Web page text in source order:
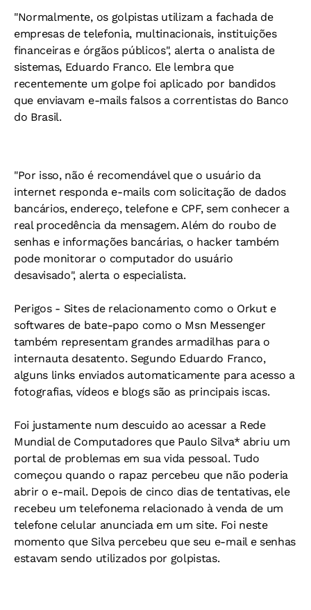
"Normalmente, os golpistas utilizam a fachada de
empresas de telefonia, multinacionais, instituições
financeiras e órgãos públicos", alerta o analista de
sistemas, Eduardo Franco. Ele lembra que
recentemente um golpe foi aplicado por bandidos
que enviavam e-mails falsos a correntistas do Banco
do Brasil.
"Por isso, não é recomendável que o usuário da
internet responda e-mails com solicitação de dados
bancários, endereço, telefone e CPF, sem conhecer a
real procedência da mensagem. Além do roubo de
senhas e informações bancárias, o hacker também
pode monitorar o computador do usuário
desavisado", alerta o especialista.
Perigos - Sites de relacionamento como o Orkut e
softwares de bate-papo como o Msn Messenger
também representam grandes armadilhas para o
internauta desatento. Segundo Eduardo Franco,
alguns links enviados automaticamente para acesso a
fotografias, vídeos e blogs são as principais iscas.
Foi justamente num descuido ao acessar a Rede
Mundial de Computadores que Paulo Silva* abriu um
portal de problemas em sua vida pessoal. Tudo
começou quando o rapaz percebeu que não poderia
abrir o e-mail. Depois de cinco dias de tentativas, ele
recebeu um telefonema relacionado à venda de um
telefone celular anunciada em um site. Foi neste
momento que Silva percebeu que seu e-mail e senhas
estavam sendo utilizados por golpistas.